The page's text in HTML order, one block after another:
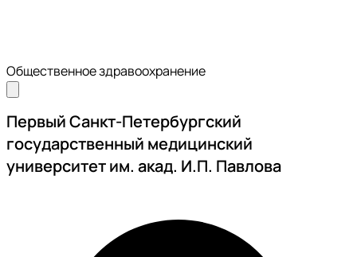
Общественное здравоохранение
Первый Санкт-Петербургский
государственный медицинский
университет им. акад. И.П. Павлова